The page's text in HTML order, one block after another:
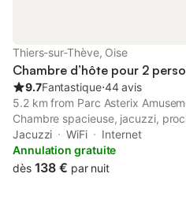
Thiers-sur-Thève, Oise
Chambre d’hôte pour 2
9.7Fantastique⋅44 avis
5.2 km from Parc Asterix
Chambre spacieuse, jacuzzi,
accommodation with access to a
Jacuzzi WiFi
Internet
Annulation gratuite
dès 138 € par nuit